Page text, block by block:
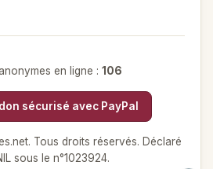
en ligne : 106
sécurisé avec PayPal
Tous droits réservés. Déclaré
sous le n°1023924.